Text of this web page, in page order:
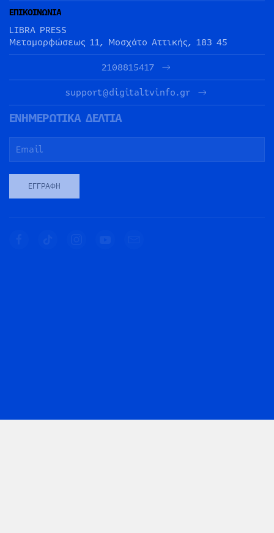
ΕΠΙΚΟΙΝΩΝΙΑ
LIBRA PRESS
Μεταμορφώσεως 11, Μοσχάτο Αττικής, 183 45
2108815417
support@digitaltvinfo.gr
ΕΝΗΜΕΡΩΤΙΚΑ ΔΕΛΤΙΑ
ΕΓΓΡΑΦΉ